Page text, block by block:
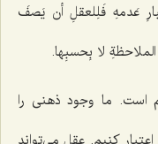
عَدمهِ فَلِلعقلِ أن یَصفَ
لا بِحسبِها.
است. ما وجود ذهنی را